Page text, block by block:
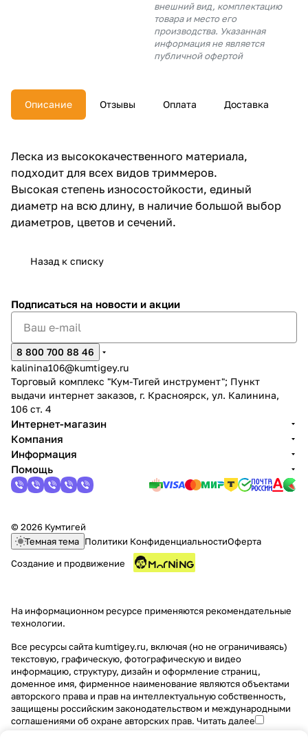
внешний вид, комплектацию
товара и место его
производства. Указанная
информация не является
публичной офертой
Описание Отзывы Оплата Доставка
Леска из высококачественного материала,
подходит для всех видов триммеров.
Высокая степень износостойкости, единый
диаметр на всю длину, в наличие большой выбор
диаметров, цветов и сечений.
Назад к списку
Подписаться на новости и акции
8 800 700 88 46
kalinina106@kumtigey.ru
Торговый комплекс "Кум-Тигей инструмент"; Пункт
выдачи интернет заказов, г. Красноярск, ул. Калинина,
106 ст. 4
Интернет-магазин
Компания
Информация
Помощь
© 2026 Кумтигей
Темная тема Политики КонфиденциальностиОферта
Создание и продвижение
На информационном ресурсе применяются рекомендательные
технологии.
Все ресурсы сайта kumtigey.ru, включая (но не ограничиваясь)
текстовую, графическую, фотографическую и видео
информацию, структуру, дизайн и оформление страниц,
доменное имя, фирменное наименование являются объектами
авторского права и прав на интеллектуальную собственность,
защищены российским законодательством и международными
соглашениями об охране авторских прав. Читать далее
% будут
с вашей карты
каждые 2 недели
Подробнее
25
недели
раз в 2 недели
Остались вопросы?
8 800 302-02-51